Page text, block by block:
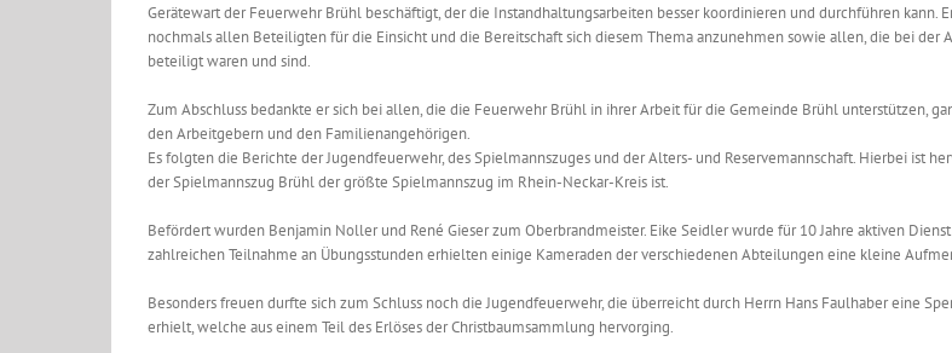
Gerätewart der Feuerwehr Brühl beschäftigt, der die Instandhaltungsarbeiten besser koordinieren und durchführen kann.
nochmals allen Beteiligten für die Einsicht und die Bereitschaft sich diesem Thema anzunehmen sowie allen, die bei der
beteiligt waren und sind.
Zum Abschluss bedankte er sich bei allen, die die Feuerwehr Brühl in ihrer Arbeit für die Gemeinde Brühl unterstützen,
den Arbeitgebern und den Familienangehörigen.
Es folgten die Berichte der Jugendfeuerwehr, des Spielmannszuges und der Alters- und Reservemannschaft. Hierbei ist
der Spielmannszug Brühl der größte Spielmannszug im Rhein-Neckar-Kreis ist.
Befördert wurden Benjamin Noller und René Gieser zum Oberbrandmeister. Eike Seidler wurde für 10 Jahre aktiven
zahlreichen Teilnahme an Übungsstunden erhielten einige Kameraden der verschiedenen Abteilungen eine kleine
Besonders freuen durfte sich zum Schluss noch die Jugendfeuerwehr, die überreicht durch Herrn Hans Faulhaber eine
erhielt, welche aus einem Teil des Erlöses der Christbaumsammlung hervorging.